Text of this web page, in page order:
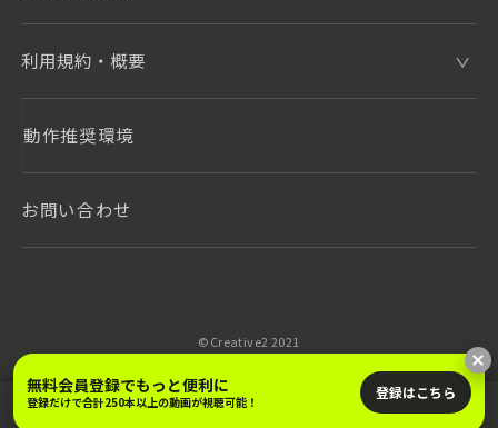
無料会員登録でもっと便利に
登録だけで合計250本以上の動画が視聴可能！ 登録はこちら
利用規約・概要
動作推奨環境
お問い合わせ
©️Creative2 2021